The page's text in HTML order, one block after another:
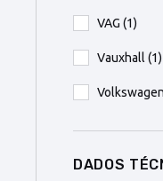
VAG (1)
Vauxhall (1)
Volkswagen
DADOS